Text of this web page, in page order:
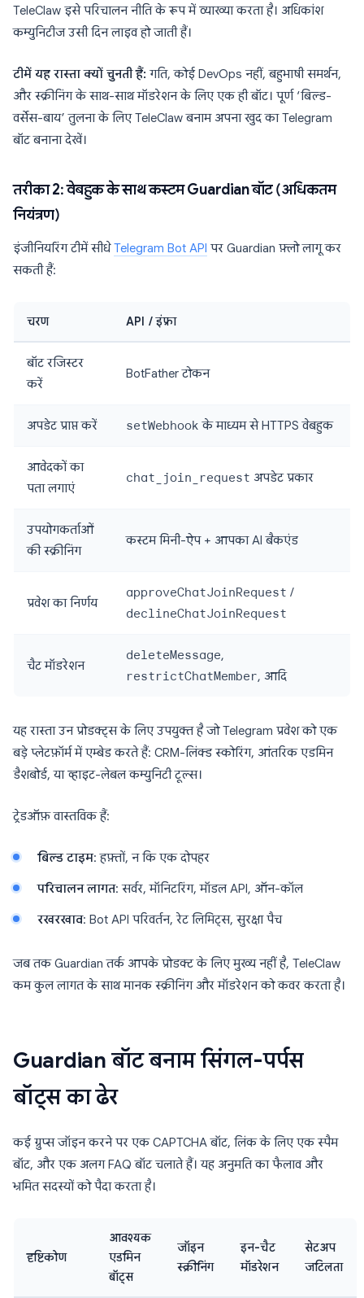
TeleClaw इसे परिचालन नीति के रूप में व्याख्या करता है। अधिकांश
कम्युनिटीज उसी दिन लाइव हो जाती हैं।
टीमें यह रास्ता क्यों चुनती हैं: गति, कोई DevOps नहीं, बहुभाषी समर्थन,
और स्क्रीनिंग के साथ-साथ मॉडरेशन के लिए एक ही बॉट। पूर्ण ‘बिल्ड-
वर्सेस-बाय’ तुलना के लिए TeleClaw बनाम अपना खुद का Telegram
बॉट बनाना देखें।
तरीका 2: वेबहुक के साथ कस्टम Guardian बॉट (अधिकतम
नियंत्रण)
इंजीनियरिंग टीमें सीधेTelegram Bot API पर Guardian फ़्लो लागू कर
सकती हैं:
चरण API / इंफ्रा
बॉट रजिस्टर
करें
BotFather टोकन
अपडेट प्राप्त करें setWebhook के माध्यम से HTTPS वेबहुक
आवेदकों का
पता लगाएं
chat_join_request अपडेट प्रकार
उपयोगकर्ताओं
की स्क्रीनिंग
कस्टम मिनी-ऐप + आपका AI बैकएंड
प्रवेश का निर्णय
approveChatJoinRequest /
declineChatJoinRequest
चैट मॉडरेशन
deleteMessage,
restrictChatMember, आदि
यह रास्ता उन प्रोडक्ट्स के लिए उपयुक्त है जो Telegram प्रवेश को एक
बड़े प्लेटफ़ॉर्म में एम्बेड करते हैं: CRM-लिंक्ड स्कोरिंग, आंतरिक एडमिन
डैशबोर्ड, या व्हाइट-लेबल कम्युनिटी टूल्स।
ट्रेडऑफ़ वास्तविक हैं:
बिल्ड टाइम: हफ़्तों, न कि एक दोपहर
परिचालन लागत: सर्वर, मॉनिटरिंग, मॉडल API, ऑन-कॉल
रखरखाव: Bot API परिवर्तन, रेट लिमिट्स, सुरक्षा पैच
जब तक Guardian तर्क आपके प्रोडक्ट के लिए मुख्य नहीं है, TeleClaw
कम कुल लागत के साथ मानक स्क्रीनिंग और मॉडरेशन को कवर करता है।
Guardian बॉट बनाम सिंगल-पर्पस
बॉट्स का ढेर
कई ग्रुप्स जॉइन करने पर एक CAPTCHA बॉट, लिंक के लिए एक स्पैम
बॉट, और एक अलग FAQ बॉट चलाते हैं। यह अनुमति का फैलाव और
भ्रमित सदस्यों को पैदा करता है।
दृष्टिकोण
आवश्यक
एडमिन
बॉट्स
जॉइन
स्क्रीनिंग
इन-चैट
मॉडरेशन
सेटअप
जटिलता